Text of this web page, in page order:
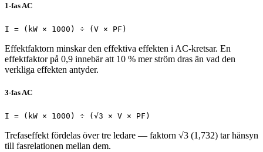
1-fas AC
I = (kW × 1000) ÷ (V × PF)
Effektfaktorn minskar den effektiva effekten i AC-kretsar. En
effektfaktor på 0,9 innebär att 10 % mer ström dras än vad den
verkliga effekten antyder.
3-fas AC
I = (kW × 1000) ÷ (√3 × V × PF)
Trefaseffekt fördelas över tre ledare — faktorn √3 (1,732) tar hänsyn
till fasrelationen mellan dem.